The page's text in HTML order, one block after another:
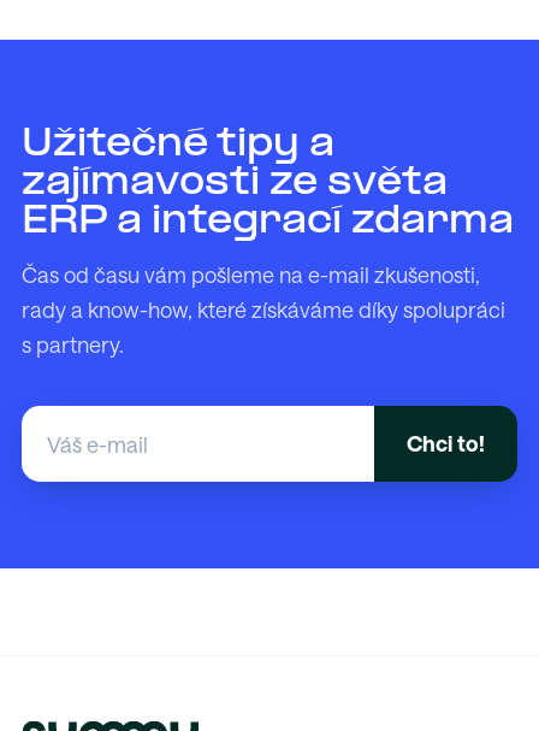
Užitečné tipy a
zajímavosti ze světa
ERP a integrací zdarma
Čas od času vám pošleme na e-mail zkušenosti,
rady a know-how, které získáváme díky spolupráci
s partnery.